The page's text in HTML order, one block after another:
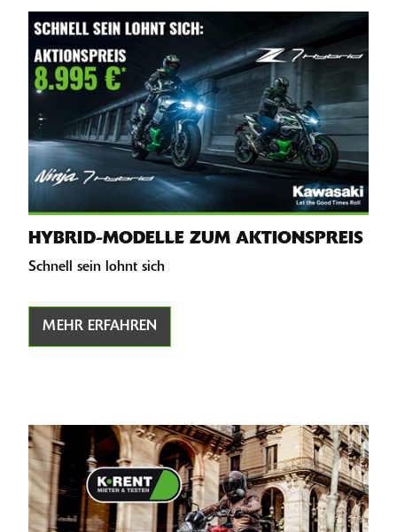
HYBRID-MODELLE ZUM AKTIONSPREIS
Schnell sein lohnt sich
MEHR ERFAHREN